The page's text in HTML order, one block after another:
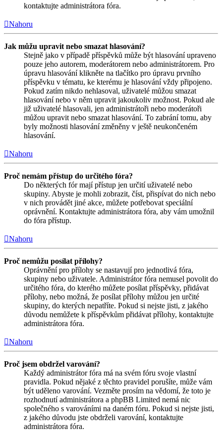
kontaktujte administrátora fóra.
Nahoru
Jak můžu upravit nebo smazat hlasování?
Stejně jako v případě příspěvků může být hlasování upraveno
pouze jeho autorem, moderátorem nebo administrátorem. Pro
úpravu hlasování klikněte na tlačítko pro úpravu prvního
příspěvku v tématu, ke kterému je hlasování vždy připojeno.
Pokud zatím nikdo nehlasoval, uživatelé můžou smazat
hlasování nebo v něm upravit jakoukoliv možnost. Pokud ale
již uživatelé hlasovali, jen administrátoři nebo moderátoři
můžou upravit nebo smazat hlasování. To zabrání tomu, aby
byly možnosti hlasování změněny v ještě neukončeném
hlasování.
Nahoru
Proč nemám přístup do určitého fóra?
Do některých fór mají přístup jen určití uživatelé nebo
skupiny. Abyste je mohli zobrazit, číst, přispívat do nich nebo
v nich provádět jiné akce, můžete potřebovat speciální
oprávnění. Kontaktujte administrátora fóra, aby vám umožnil
do fóra přístup.
Nahoru
Proč nemůžu posílat přílohy?
Oprávnění pro přílohy se nastavují pro jednotlivá fóra,
skupiny nebo uživatele. Administrátor fóra nemusel povolit do
určitého fóra, do kterého můžete posílat příspěvky, přidávat
přílohy, nebo možná, že posílat přílohy můžou jen určité
skupiny, do kterých nepatříte. Pokud si nejste jisti, z jakého
důvodu nemůžete k příspěvkům přidávat přílohy, kontaktujte
administrátora fóra.
Nahoru
Proč jsem obdržel varování?
Každý administrátor fóra má na svém fóru svoje vlastní
pravidla. Pokud nějaké z těchto pravidel porušíte, může vám
být uděleno varování. Vezměte prosím na vědomí, že toto je
rozhodnutí administrátora a phpBB Limited nemá nic
společného s varováními na daném fóru. Pokud si nejste jisti,
z jakého důvodu jste obdrželi varování, kontaktujte
administrátora fóra.